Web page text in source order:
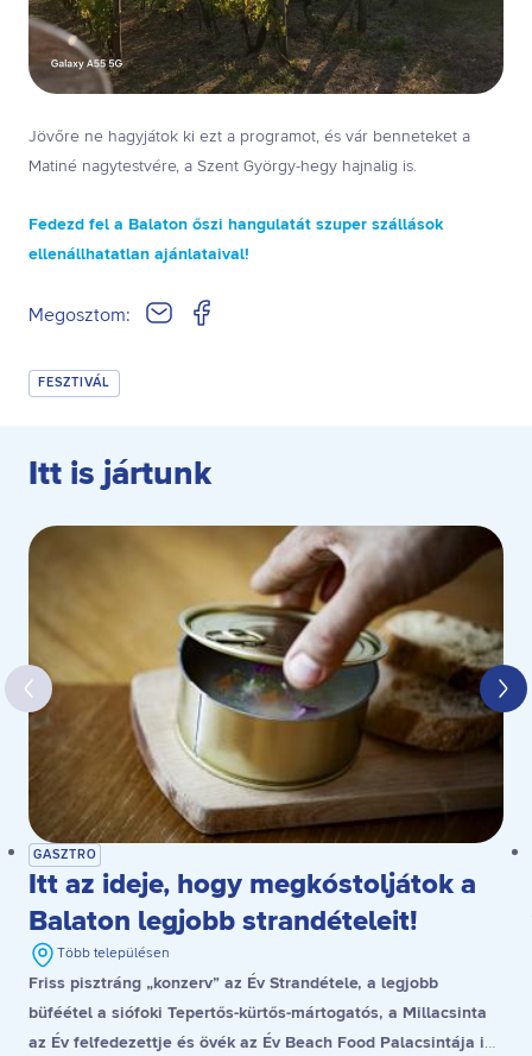
Jövőre ne hagyjátok ki ezt a programot, és vár benneteket a
Matiné nagytestvére, a Szent György-hegy hajnalig is.
Fedezd fel a Balaton őszi hangulatát szuper szállások
ellenállhatatlan ajánlataival!
Megosztom:
FESZTIVÁL
Itt is jártunk
GASZTRO
Itt az ideje, hogy megkóstoljátok a
Balaton legjobb strandételeit!
Több településen
Friss pisztráng „konzerv” az Év Strandétele, a legjobb
büféétel a siófoki Tepertős-kürtős-mártogatós, a Millacsinta
az Év felfedezettje és övék az Év Beach Food Palacsintája is,